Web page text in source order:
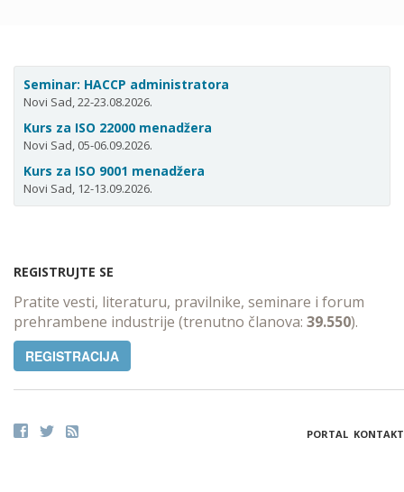
Seminar: HACCP administratora
Novi Sad, 22-23.08.2026.
Kurs za ISO 22000 menadžera
Novi Sad, 05-06.09.2026.
Kurs za ISO 9001 menadžera
Novi Sad, 12-13.09.2026.
REGISTRUJTE SE
Pratite vesti, literaturu, pravilnike, seminare i forum
prehrambene industrije (trenutno članova: 39.550).
REGISTRACIJA
PORTAL KONTAKT